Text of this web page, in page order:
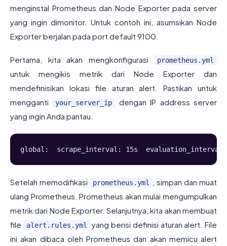
menginstal Prometheus dan Node Exporter pada server
yang ingin dimonitor. Untuk contoh ini, asumsikan Node
Exporter berjalan pada port default 9100.
Pertama, kita akan mengkonfigurasi prometheus.yml
untuk mengikis metrik dari Node Exporter dan
mendefinisikan lokasi file aturan alert. Pastikan untuk
mengganti
your_server_ip
dengan IP address server
yang ingin Anda pantau.
global:  scrape_interval: 15s
Setelah memodifikasi prometheus.yml
, simpan dan muat
ulang Prometheus. Prometheus akan mulai mengumpulkan
metrik dari Node Exporter. Selanjutnya, kita akan membuat
file
alert.rules.yml
yang berisi definisi aturan alert. File
ini akan dibaca oleh Prometheus dan akan memicu alert